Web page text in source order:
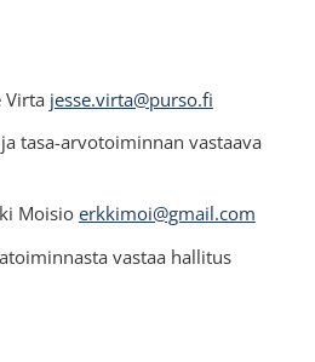
Virta jesse.virta@purso.fi
tasa-arvotoiminnan vastaava
Moisio erkkimoi@gmail.com
vastaa hallitus